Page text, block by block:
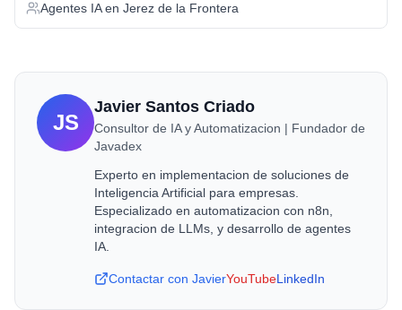
Agentes IAen Jerez de la Frontera
JS
Javier Santos Criado
Consultor de IA y Automatizacion | Fundador de
Javadex
Experto en implementacion de soluciones de
Inteligencia Artificial para empresas.
Especializado en automatizacion con n8n,
integracion de LLMs, y desarrollo de agentes
IA.
Contactar con JavierYouTubeLinkedIn